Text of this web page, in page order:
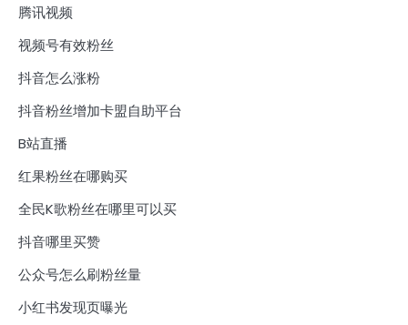
腾讯视频
视频号有效粉丝
抖音怎么涨粉
抖音粉丝增加卡盟自助平台
B站直播
红果粉丝在哪购买
全民K歌粉丝在哪里可以买
抖音哪里买赞
公众号怎么刷粉丝量
小红书发现页曝光